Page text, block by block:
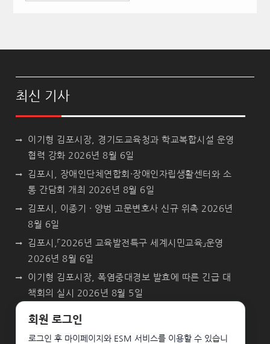
최신 기사
이기형 김포시장, 경기도교육청과 학교복합시설 운영
협력 강화 2026년 8월 6일
김포시, 장애인단체연합회·장애인자립생활센터와 소
통 간담회 개최
2026년 8월 6일
김포시, 이종기 · 양범 고문변호사 신규 위촉 2026년
8월 6일
김포시,「2026년 교육발전특구 세계시민교육」운영
2026년 8월 6일
이기형 김포시장, 폭염중대경보 발효에 따른 긴급 대
책회의 실시
2026년 8월 5일
회원 로그인
로그인 후 마이페이지와 ESM 서비스를 이용할 수 있습니